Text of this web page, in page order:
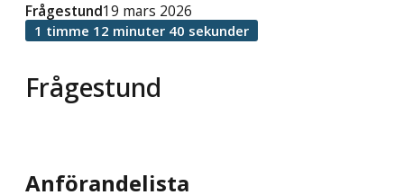
Frågestund
Frågestund19 mars 2026
1 timme 12 minuter 40 sekunder
Anförandelista